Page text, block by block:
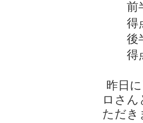
前
得
後
得
昨日
ロさ
ただき